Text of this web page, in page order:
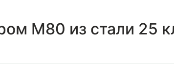
М80 из стали 25